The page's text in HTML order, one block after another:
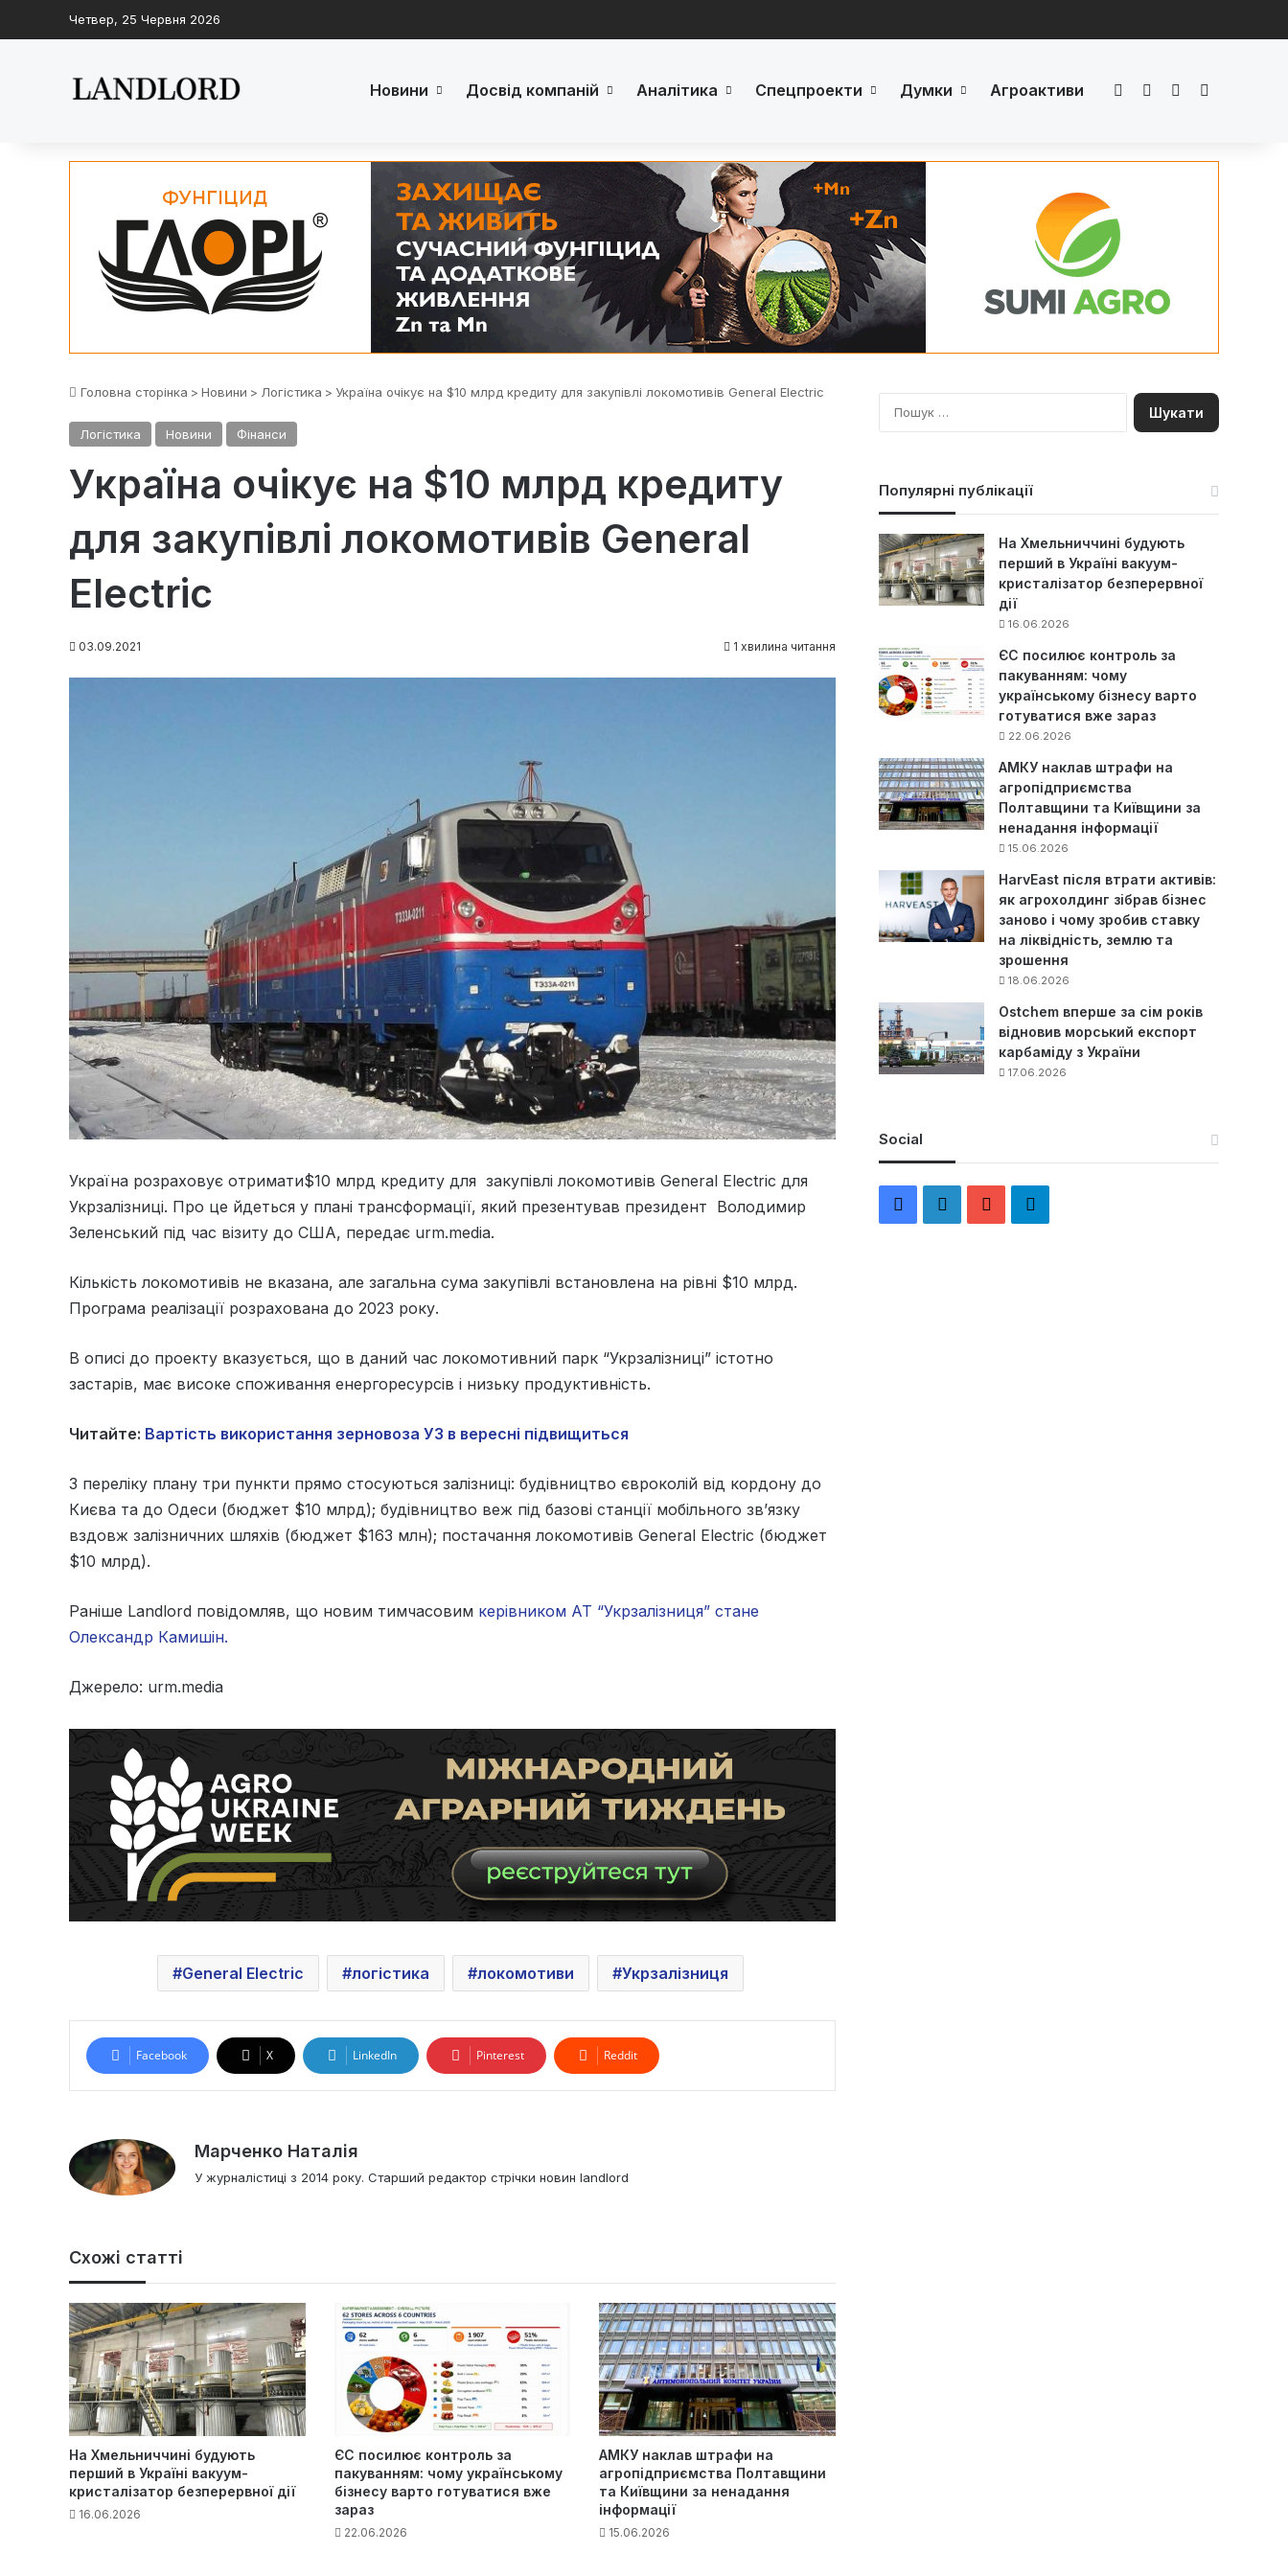
Четвер, 25 Червня 2026
Новини Досвід компаній Аналітика Спецпроекти Думки Агроактиви FacebookLinkedInYouTube
Головна сторінка > Новини > Логістика > Україна очікує на $10 млрд кредиту для закупівлі локомотивів General Electric
Логістика Новини Фінанси
Україна очікує на $10 млрд кредиту
для закупівлі локомотивів General
Electric
03.09.2021 1 хвилина читання
Україна розраховує отримати$10 млрд кредиту для закупівлі локомотивів General Electric для
Укрзалізниці. Про це йдеться у плані трансформації, який презентував президент Володимир
Зеленський під час візиту до США, передає urm.media.
Кількість локомотивів не вказана, але загальна сума закупівлі встановлена на рівні $10 млрд.
Програма реалізації розрахована до 2023 року.
В описі до проекту вказується, що в даний час локомотивний парк “Укрзалізниці” істотно
застарів, має високе споживання енергоресурсів і низьку продуктивність.
Читайте: Вартість використання зерновоза УЗ в вересні підвищиться
З переліку плану три пункти прямо стосуються залізниці: будівництво євроколій від кордону до
Києва та до Одеси (бюджет $10 млрд); будівництво веж під базові станції мобільного зв’язку
вздовж залізничних шляхів (бюджет $163 млн); постачання локомотивів General Electric (бюджет
$10 млрд).
Раніше Landlord повідомляв, що новим тимчасовим керівником АТ “Укрзалізниця” стане
Олександр Камишін.
Джерело: urm.media
General Electric логістика локомотиви Укрзалізниця
Facebook X LinkedIn Pinterest Reddit
Марченко Наталія
У журналістиці з 2014 року. Старший редактор стрічки новин landlord
Схожі статті
На Хмельниччині будують
перший в Україні вакуум-
кристалізатор безперервної дії
16.06.2026
ЄС посилює контроль за
пакуванням: чому українському
бізнесу варто готуватися вже
зараз
22.06.2026
АМКУ наклав штрафи на
агропідприємства Полтавщини
та Київщини за ненадання
інформації
15.06.2026
П
о
Популярні публікації
На Хмельниччині будують
перший в Україні вакуум-
кристалізатор безперервної
дії
16.06.2026
ЄС посилює контроль за
пакуванням: чому
українському бізнесу варто
готуватися вже зараз
22.06.2026
АМКУ наклав штрафи на
агропідприємства
Полтавщини та Київщини за
ненадання інформації
15.06.2026
HarvEast після втрати активів:
як агрохолдинг зібрав бізнес
заново і чому зробив ставку
на ліквідність, землю та
зрошення
18.06.2026
Ostchem вперше за сім років
відновив морський експорт
карбаміду з України
17.06.2026
Social